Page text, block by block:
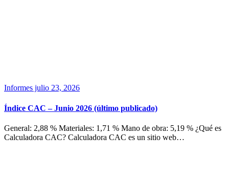
Informes julio 23, 2026
Índice CAC – Junio 2026 (último publicado)
General: 2,88 % Materiales: 1,71 % Mano de obra: 5,19 % ¿Qué es
Calculadora CAC? Calculadora CAC es un sitio web…